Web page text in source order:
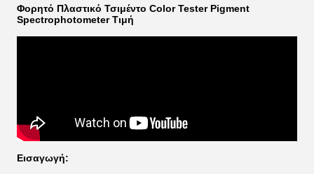
Φορητό Πλαστικό Τσιμέντο Color Tester Pigment
Spectrophotometer Τιμή
Εισαγωγή: